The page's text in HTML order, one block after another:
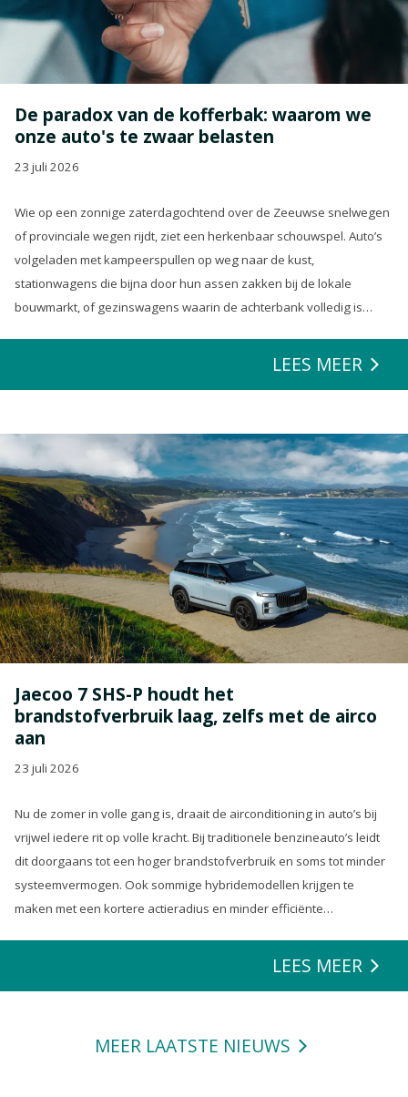
De paradox van de kofferbak: waarom we
onze auto's te zwaar belasten
23 juli 2026
Wie op een zonnige zaterdagochtend over de Zeeuwse snelwegen
of provinciale wegen rijdt, ziet een herkenbaar schouwspel. Auto’s
volgeladen met kampeerspullen op weg naar de kust,
stationwagens die bijna door hun assen zakken bij de lokale
bouwmarkt, of gezinswagens waarin de achterbank volledig is
zeulen. We houden van onze auto’s en we verwachten dat ze alles
LEES MEER
Jaecoo 7 SHS-P houdt het
brandstofverbruik laag, zelfs met de airco
aan
23 juli 2026
Nu de zomer in volle gang is, draait de airconditioning in auto’s bij
vrijwel iedere rit op volle kracht. Bij traditionele benzineauto’s leidt
dit doorgaans tot een hoger brandstofverbruik en soms tot minder
systeemvermogen. Ook sommige hybridemodellen krijgen te
maken met een kortere actieradius en minder efficiënte
LEES MEER
MEER LAATSTE NIEUWS